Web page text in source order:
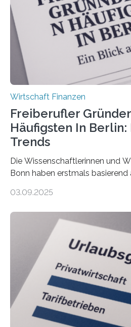
Ergebnis: Deutlich mehr als die
über 50 Jahre alt und wird in den
Nachfolgeregelung benötigen.
bereits Regelungen…
Wirtschaft Finanzen
Freiberufler
Häufigsten In Berlin:
Trends
Die Wissenschaftlerinnen und
Bonn haben erstmals
Landkreise mit den meisten
ist demnach Berlin. Betrachtet
der Freiberuflerinnen, so liegt
Berlin starteten in 2024 die
eigene freiberufliche Existenz,
Städte Hamburg, München
hingegen die
der freiberuflichen Gründungen
03.09.2025